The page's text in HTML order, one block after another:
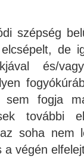
szépség
elcsépelt, de
és/
sem fogja
további
soha nem
a végén